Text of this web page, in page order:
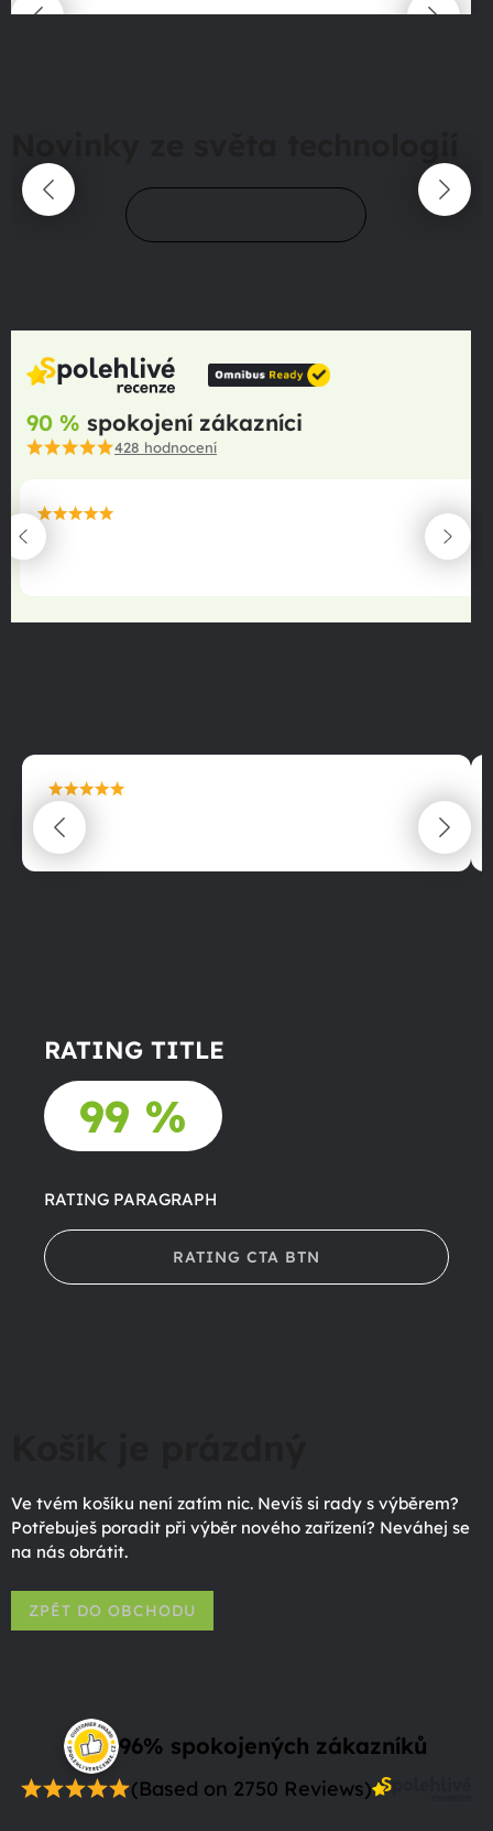
90 % spokojení zákazníci
428 hodnocení
maximální spokojenost
22.06.2025
maximální spokojenost
22.06.2025
RATING TITLE
99 %
RATING PARAGRAPH
RATING CTA BTN
Ve tvém košíku není zatím nic. Nevíš si rady s výběrem?
Potřebuješ poradit při výběr nového zařízení? Neváhej se
na nás obrátit.
ZPĚT DO OBCHODU
96% spokojených zákazníků
(Based on 2750 Reviews)